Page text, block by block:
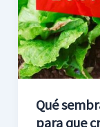
Qué
para que
en
tu
huerta
para
crezca